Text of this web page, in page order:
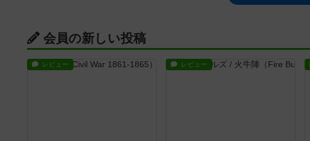
会員の新しい投稿
レビュー レビュー